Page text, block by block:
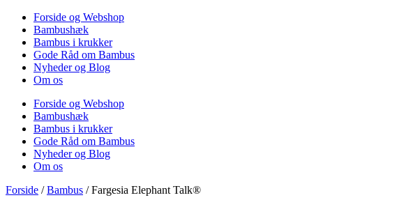
Forside og Webshop
Bambushæk
Bambus i krukker
Gode Råd om Bambus
Nyheder og Blog
Om os
Forside og Webshop
Bambushæk
Bambus i krukker
Gode Råd om Bambus
Nyheder og Blog
Om os
Forside /Bambus / Fargesia Elephant Talk®